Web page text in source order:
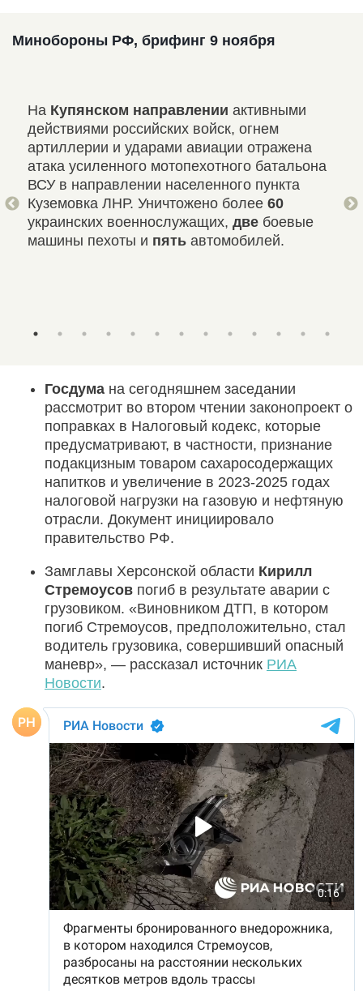
Минобороны РФ, брифинг 9 ноября
На Купянском направлении активными
действиями российских войск, огнем
артиллерии и ударами авиации отражена
атака усиленного мотопехотного батальона
ВСУ в направлении населенного пункта
Куземовка ЛНР. Уничтожено более 60
украинских военнослужащих, двебоевые
машины пехоты и пятьавтомобилей.
Госдума на сегодняшнем заседании
рассмотрит во втором чтении законопроект о
поправках в Налоговый кодекс, которые
предусматривают, в частности, признание
подакцизным товаром сахаросодержащих
напитков и увеличение в 2023-2025 годах
налоговой нагрузки на газовую и нефтяную
отрасли. Документ инициировало
правительство РФ.
Замглавы Херсонской области Кирилл
Стремоусов погиб в результате аварии с
грузовиком. «Виновником ДТП, в котором
погиб Стремоусов, предположительно, стал
водитель грузовика, совершивший опасный
маневр», — рассказал источник РИА
Новости.